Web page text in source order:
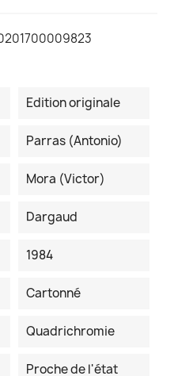
Edition originale
Parras (Antonio)
Mora (Victor)
Dargaud
1984
Cartonné
Quadrichromie
Proche de l'état